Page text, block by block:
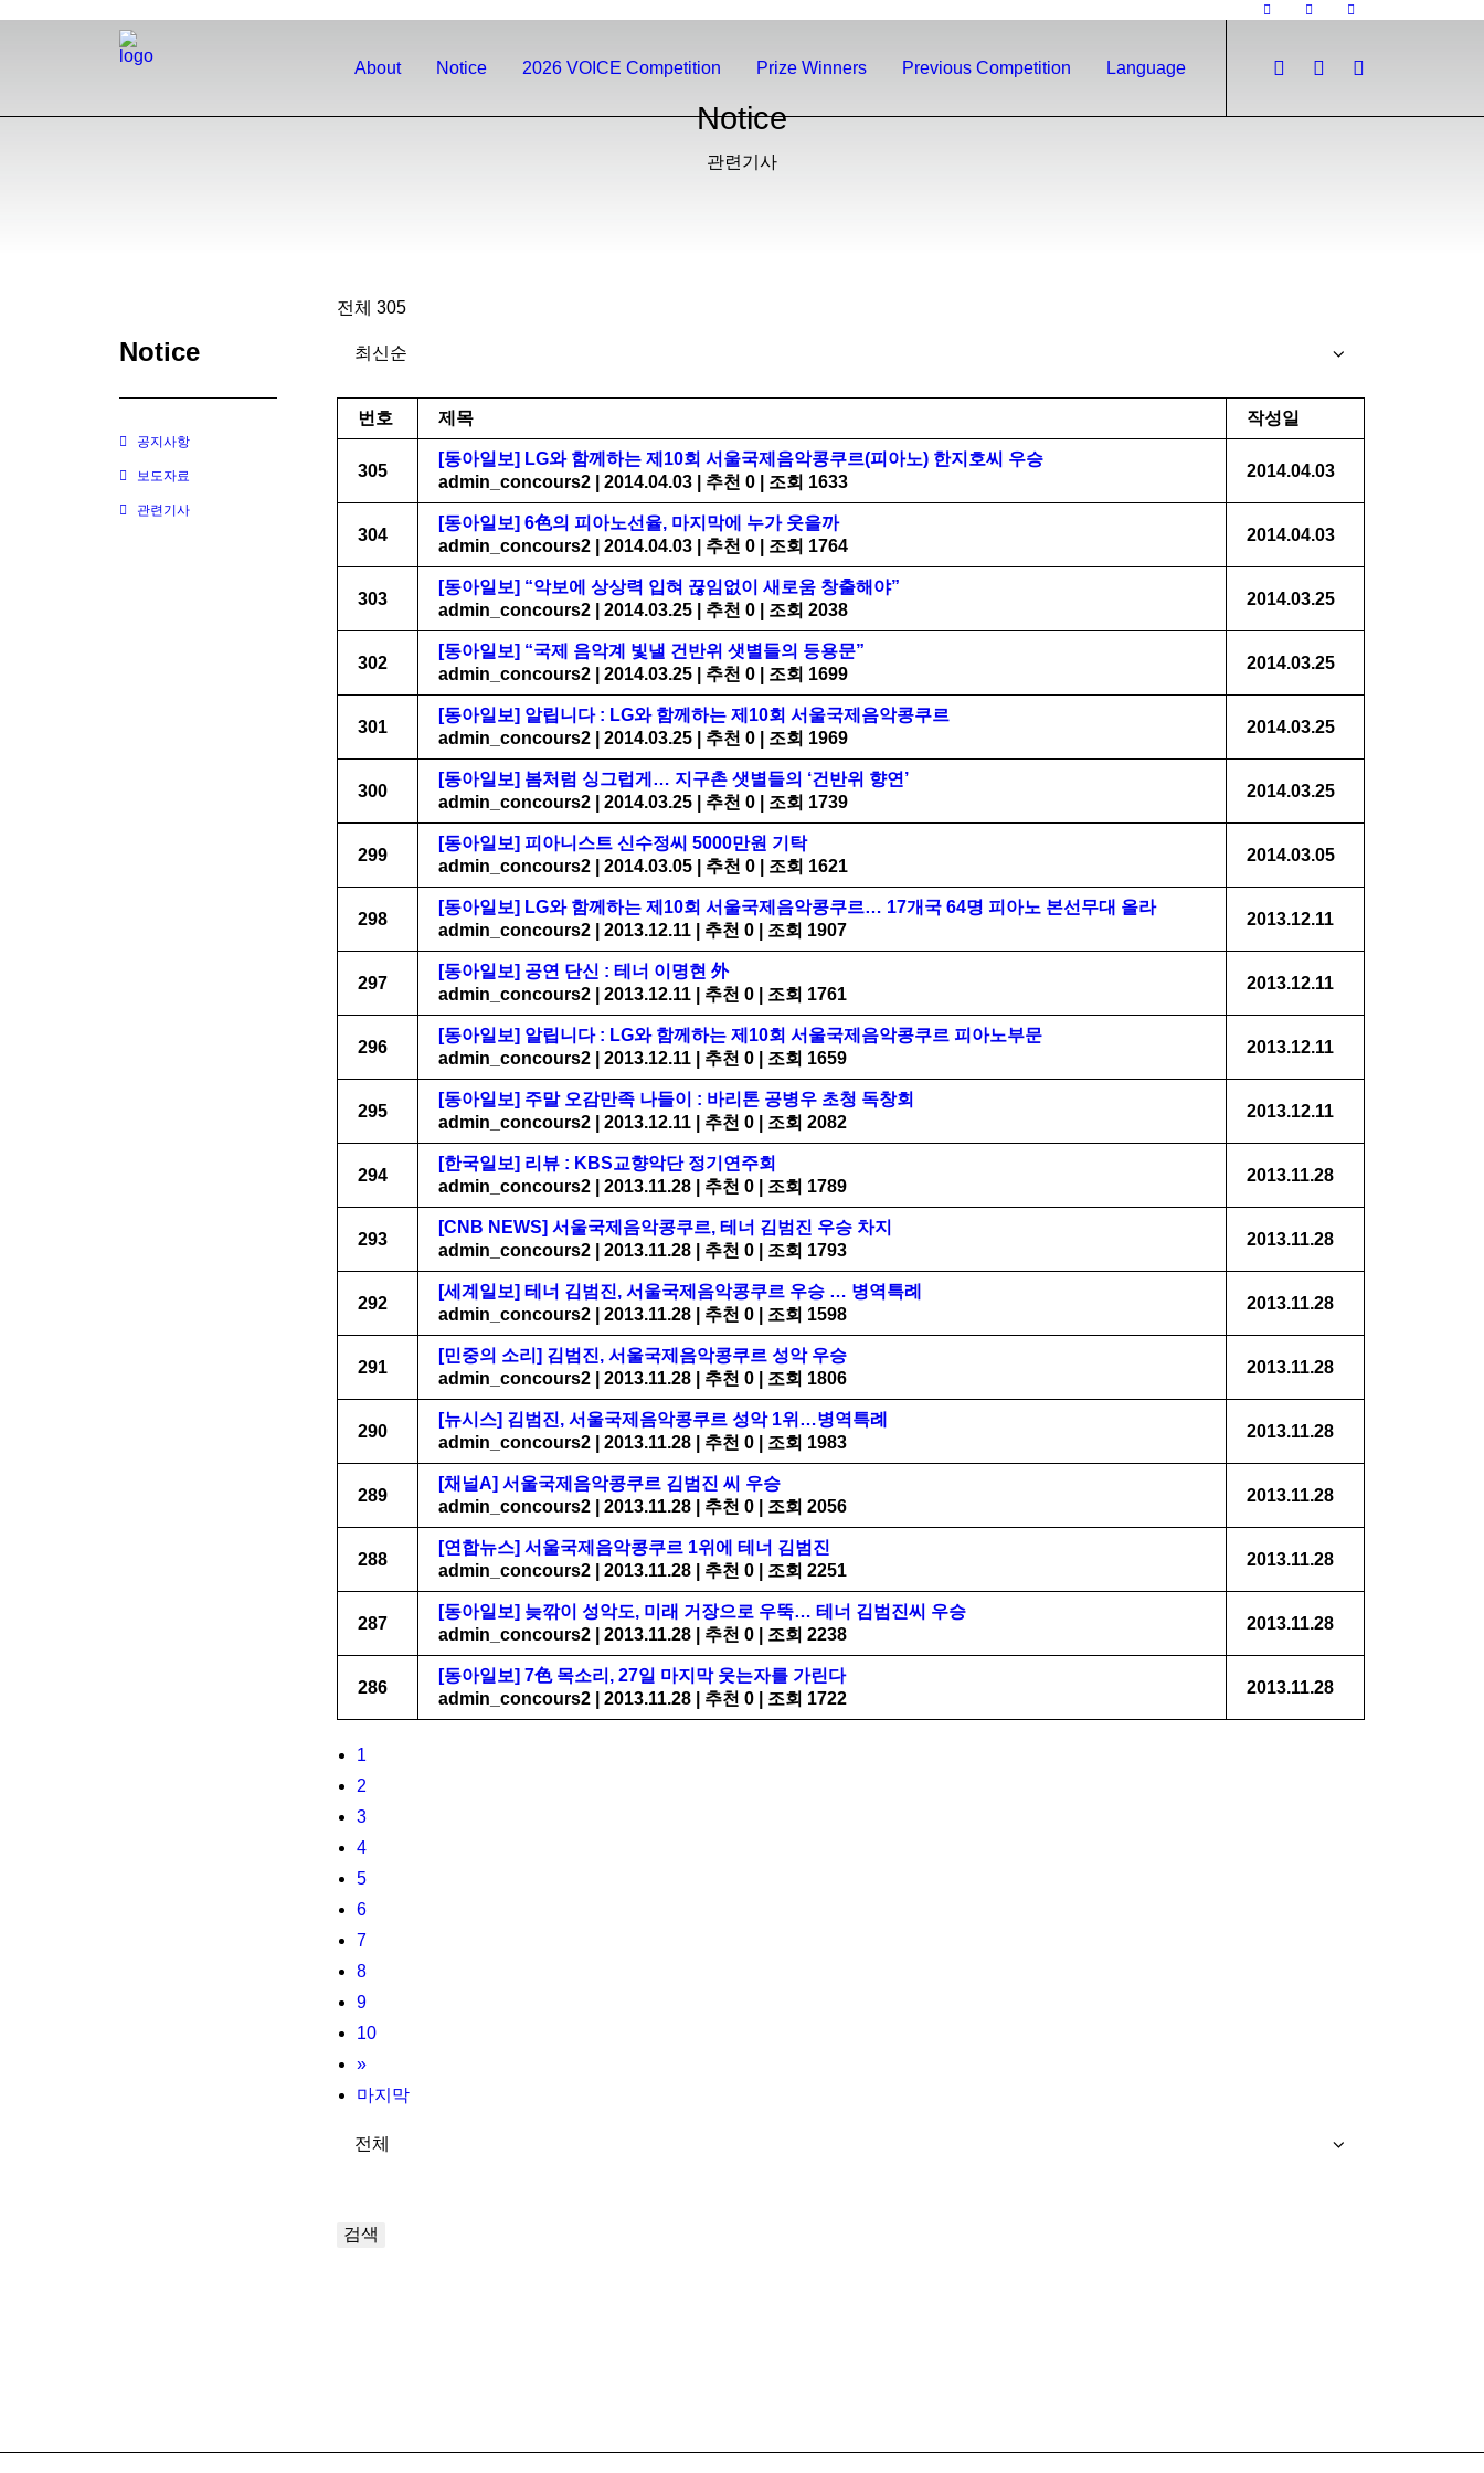
About Notice 2026 VOICE Competition Prize Winners Previous Competition Language
Notice
관련기사
Notice
공지사항
보도자료
관련기사
전체 305
번호 제목 작성일
305
[동아일보] LG와 함께하는 제10회 서울국제음악콩쿠르(피아노) 한지호씨 우승
admin_concours2
2014.04.03 추천 0 조회 1633
2014.04.03
304
[동아일보] 6色의 피아노선율, 마지막에 누가 웃을까
admin_concours2
2014.04.03 추천 0 조회 1764
2014.04.03
303
[동아일보] “악보에 상상력 입혀 끊임없이 새로움 창출해야”
admin_concours2
2014.03.25 추천 0 조회 2038
2014.03.25
302
[동아일보] “국제 음악계 빛낼 건반위 샛별들의 등용문”
admin_concours2
2014.03.25 추천 0 조회 1699
2014.03.25
301
[동아일보] 알립니다 : LG와 함께하는 제10회 서울국제음악콩쿠르
admin_concours2
2014.03.25 추천 0 조회 1969
2014.03.25
300
[동아일보] 봄처럼 싱그럽게… 지구촌 샛별들의 ‘건반위 향연’
admin_concours2
2014.03.25 추천 0 조회 1739
2014.03.25
299
[동아일보] 피아니스트 신수정씨 5000만원 기탁
admin_concours2
2014.03.05 추천 0 조회 1621
2014.03.05
298
[동아일보] LG와 함께하는 제10회 서울국제음악콩쿠르­… 17개국 64명 피아노 본선무대 올라
admin_concours2
2013.12.11 추천 0 조회 1907
2013.12.11
297
[동아일보] 공연 단신 : 테너 이명현 外
admin_concours2
2013.12.11 추천 0 조회 1761
2013.12.11
296
[동아일보] 알립니다 : LG와 함께하는 제10회 서울국제음악콩쿠르 피아노부문
admin_concours2
2013.12.11 추천 0 조회 1659
2013.12.11
295
[동아일보] 주말 오감만족 나들이 : 바리톤 공병우 초청 독창회
admin_concours2
2013.12.11 추천 0 조회 2082
2013.12.11
294
[한국일보] 리뷰 : KBS교향악단 정기연주회
admin_concours2
2013.11.28 추천 0 조회 1789
2013.11.28
293
[CNB NEWS] 서울국제음악콩쿠르, 테너 김범진 우승 차지
admin_concours2
2013.11.28 추천 0 조회 1793
2013.11.28
292
[세계일보] 테너 김범진, 서울국제음악콩쿠르 우승 … 병역특례
admin_concours2
2013.11.28 추천 0 조회 1598
2013.11.28
291
[민중의 소리] 김범진, 서울국제음악콩쿠르 성악 우승
admin_concours2
2013.11.28 추천 0 조회 1806
2013.11.28
290
[뉴시스] 김범진, 서울국제음악콩쿠르 성악 1위…병역특례
admin_concours2
2013.11.28 추천 0 조회 1983
2013.11.28
289
[채널A] 서울국제음악콩쿠르 김범진 씨 우승
admin_concours2
2013.11.28 추천 0 조회 2056
2013.11.28
288
[연합뉴스] 서울국제음악콩쿠르 1위에 테너 김범진
admin_concours2
2013.11.28 추천 0 조회 2251
2013.11.28
287
[동아일보] 늦깎이 성악도, 미래 거장으로 우뚝… 테너 김범진씨 우승
admin_concours2
2013.11.28 추천 0 조회 2238
2013.11.28
286
[동아일보] 7色 목소리, 27일 마지막 웃는자를 가린다
admin_concours2
2013.11.28 추천 0 조회 1722
2013.11.28
1
2
3
4
5
6
7
8
9
10
»
마지막
검색